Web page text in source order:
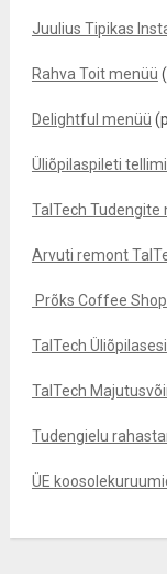
Juulius Tipikas
Rahva Toit menüü
Delightful menüü
Üliõpilaspileti
TalTech Tudengite
Arvuti remont
Prõks Coffee Shop
TalTech
TalTech
Tudengielu
ÜE